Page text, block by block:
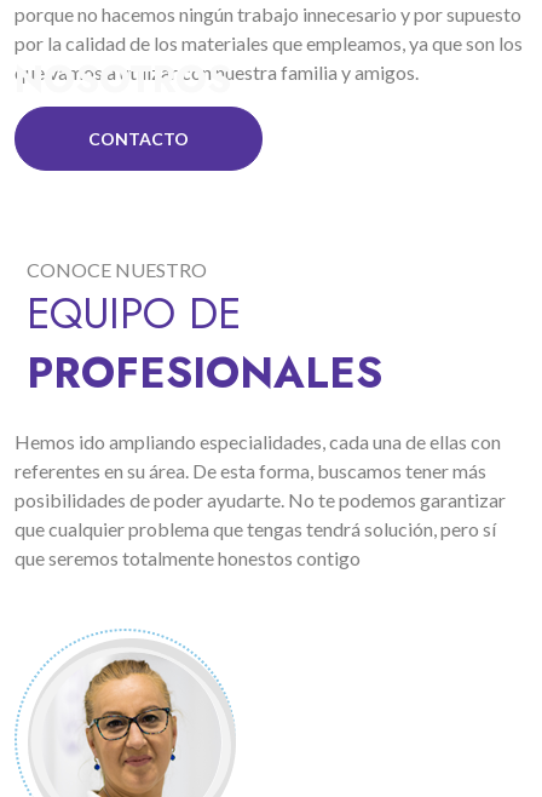
porque no hacemos ningún trabajo innecesario y por supuesto
por la calidad de los materiales que empleamos, ya que son los
que vamos a utilizar con nuestra familia y amigos.
CONTACTO
NOSOTROS
CONOCE NUESTRO
EQUIPO DE
PROFESIONALES
Hemos ido ampliando especialidades, cada una de ellas con
referentes en su área. De esta forma, buscamos tener más
posibilidades de poder ayudarte. No te podemos garantizar
que cualquier problema que tengas tendrá solución, pero sí
que seremos totalmente honestos contigo